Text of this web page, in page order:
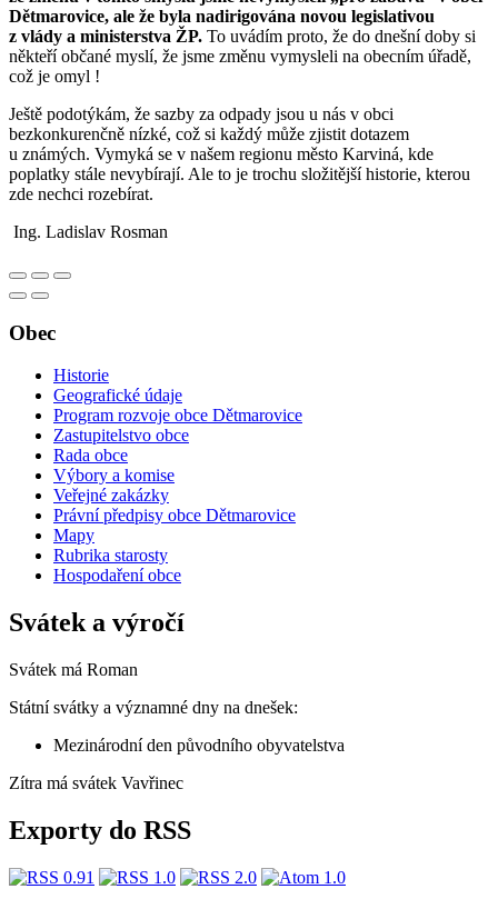
Dětmarovice, ale že byla nadirigována novou legislativou
z vlády a ministerstva ŽP. To uvádím proto, že do dnešní doby si
někteří občané myslí, že jsme změnu vymysleli na obecním úřadě,
což je omyl !
Ještě podotýkám, že sazby za odpady jsou u nás v obci
bezkonkurenčně nízké, což si každý může zjistit dotazem
u známých. Vymyká se v našem regionu město Karviná, kde
poplatky stále nevybírají. Ale to je trochu složitější historie, kterou
zde nechci rozebírat.
Ing. Ladislav Rosman
Obec
Historie
Geografické údaje
Program rozvoje obce Dětmarovice
Zastupitelstvo obce
Rada obce
Výbory a komise
Veřejné zakázky
Právní předpisy obce Dětmarovice
Mapy
Rubrika starosty
Hospodaření obce
Svátek a výročí
Svátek má Roman
Státní svátky a významné dny na dnešek:
Mezinárodní den původního obyvatelstva
Zítra má svátek Vavřinec
Exporty do RSS